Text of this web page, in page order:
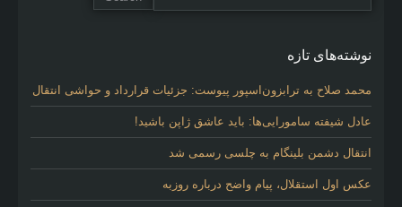
نوشته‌های تازه
محمد صلاح به ترابزون‌اسپور پیوست: جزئیات قرارداد و حواشی انتقال
عادل شیفته سامورایی‌ها: باید عاشق ژاپن باشید!
انتقال دشمن بلینگام به چلسی رسمی شد
عکس اول استقلال، پیام واضح درباره روزبه